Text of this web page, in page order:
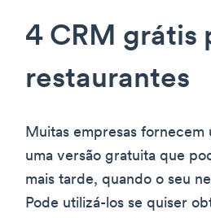
4 CRM grátis
restaurantes
Muitas empresas fornecem
uma versão gratuita que
mais tarde, quando o seu
Pode utilizá-los se quiser